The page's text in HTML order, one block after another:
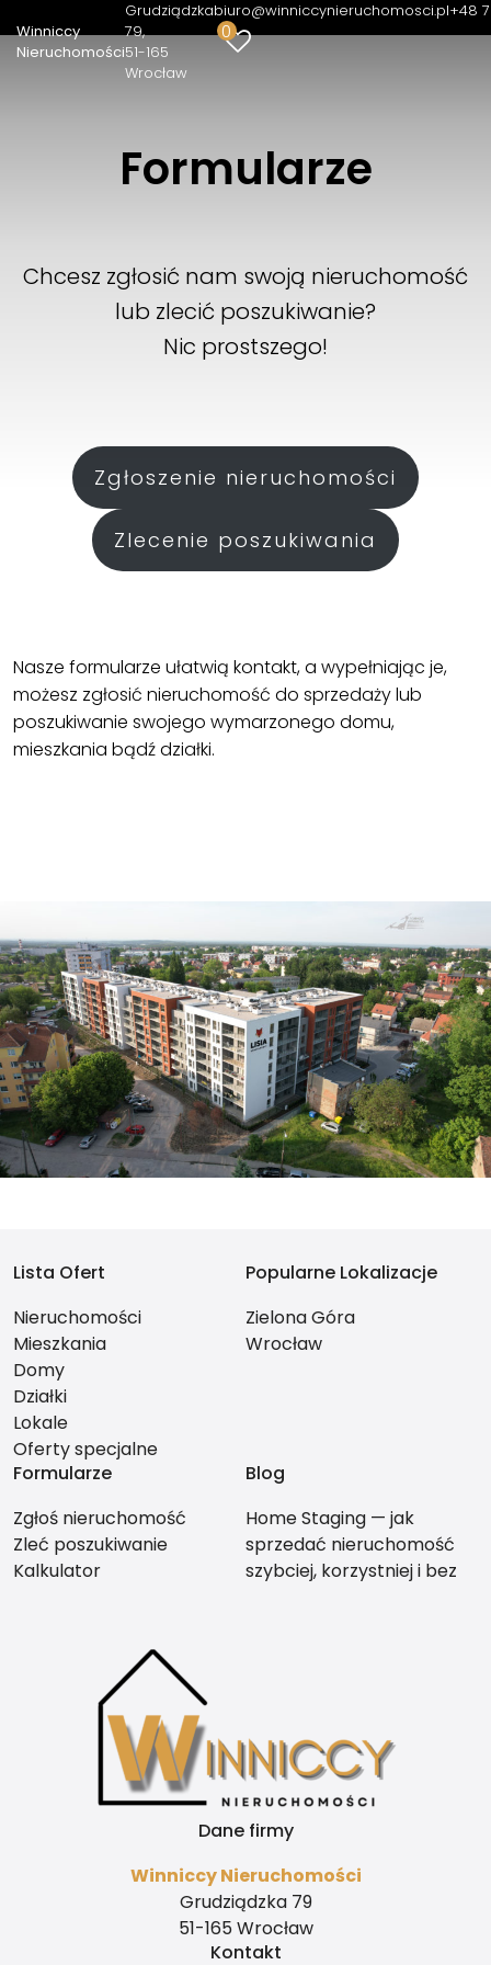
Winniccy
Nieruchomości
Grudziądzka
79
51-165
Wrocław
biuro@winniccynieruchomosci.pl+48
0
Formularze
Chcesz zgłosić nam swoją nieruchomość
lub zlecić poszukiwanie?
Nic prostszego!
Zgłoszenie nieruchomości
Zlecenie poszukiwania
Nasze formularze ułatwią kontakt, a wypełniając je,
możesz zgłosić nieruchomość do sprzedaży lub
poszukiwanie swojego wymarzonego domu,
mieszkania bądź działki.
Lista Ofert
Nieruchomości
Mieszkania
Domy
Działki
Lokale
Oferty specjalne
Popularne Lokalizacje
Zielona Góra
Wrocław
Formularze
Zgłoś nieruchomość
Zleć poszukiwanie
Kalkulator
Blog
Home Staging — jak
sprzedać nieruchomość
szybciej, korzystniej i bez
Dane firmy
Winniccy Nieruchomości
Grudziądzka 79
51-165 Wrocław
Kontakt